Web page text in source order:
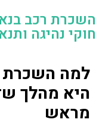
השכרת רכב
חוקי נהיגה
היא מהלך
מראש